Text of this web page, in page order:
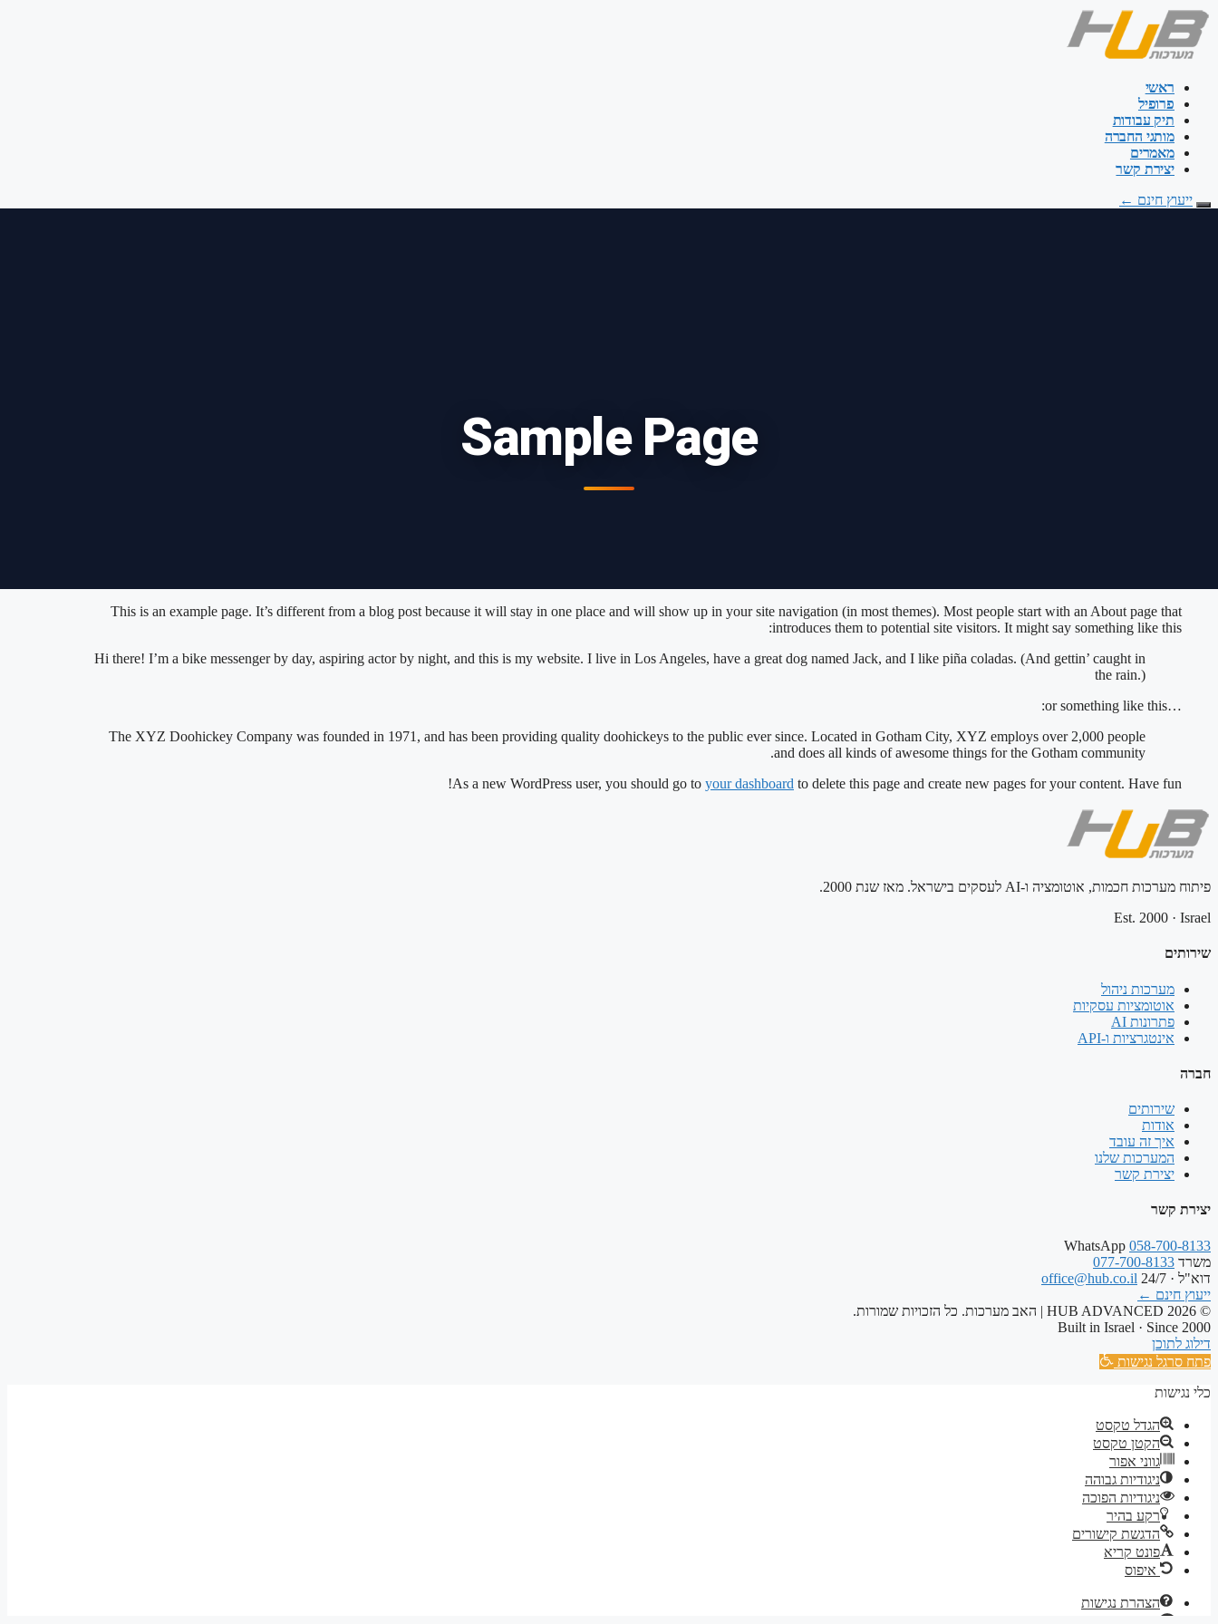
דלג
לתוכן
ראשי
פרופיל
תיק עבודות
מותגי החברה
מאמרים
יצירת קשר
ייעוץ חינם ←
Sample Page
This is an example page. It’s different from a blog post because it will stay in one place and will show up in your site navigation (in most themes). Most people start with an About page that
introduces them to potential site visitors. It might say something like this:
Hi there! I’m a bike messenger by day, aspiring actor by night, and this is my website. I live in Los Angeles, have a great dog named Jack, and I like piña coladas. (And gettin’ caught in
the rain.)
…or something like this:
The XYZ Doohickey Company was founded in 1971, and has been providing quality doohickeys to the public ever since. Located in Gotham City, XYZ employs over 2,000 people
and does all kinds of awesome things for the Gotham community.
As a new WordPress user, you should go to your dashboard to delete this page and create new pages for your content. Have fun!
פיתוח מערכות חכמות, אוטומציה ו-AI לעסקים בישראל. מאז שנת 2000.
Est. 2000 · Israel
שירותים
מערכות ניהול
אוטומציות עסקיות
פתרונות AI
אינטגרציות ו-API
חברה
שירותים
אודות
איך זה עובד
המערכות שלנו
יצירת קשר
יצירת קשר
WhatsApp 058-700-8133
משרד 077-700-8133
דוא"ל · 24/7
office@hub.co.il
ייעוץ חינם ←
© 2026 HUB ADVANCED | האב מערכות. כל הזכויות שמורות.
Built in Israel · Since 2000
דילוג לתוכן
פתח סרגל נגישות
כלי נגישות
הגדל טקסט
הקטן טקסט
גווני אפור
ניגודיות גבוהה
ניגודיות הפוכה
רקע בהיר
הדגשת קישורים
פונט קריא
איפוס
הצהרת נגישות